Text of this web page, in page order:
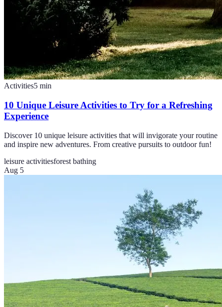
Activities5 min
10 Unique Leisure Activities to Try for a Refreshing
Experience
Discover 10 unique leisure activities that will invigorate your routine
and inspire new adventures. From creative pursuits to outdoor fun!
leisure activitiesforest bathing
Aug 5